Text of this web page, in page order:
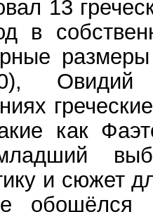
13
в
Овидий
как
и сюжет
обошёлся